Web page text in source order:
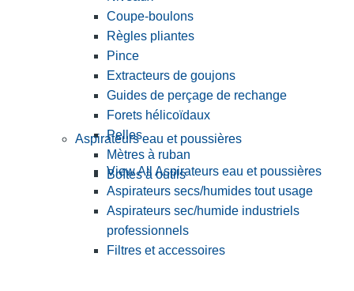
Coupe-boulons
Règles pliantes
Pince
Extracteurs de goujons
Guides de perçage de rechange
Forets hélicoïdaux
Pelles
Mètres à ruban
Boîtes à outils
Aspirateurs eau et poussières
View All Aspirateurs eau et poussières
Aspirateurs secs/humides tout usage
Aspirateurs sec/humide industriels
professionnels
Filtres et accessoires